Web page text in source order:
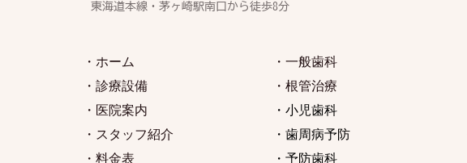
東海道本線・茅ヶ崎駅南口から徒歩8分
・ホーム
・診療設備
・医院案内
・スタッフ紹介
・料金表
・一般歯科
・根管治療
・小児歯科
・歯周病予防
・予防歯科